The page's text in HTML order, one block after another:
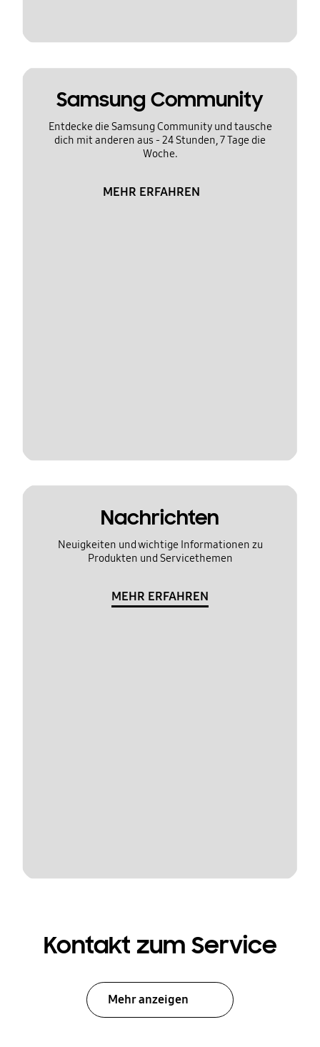
Samsung Community
Entdecke die Samsung Community und tausche
dich mit anderen aus - 24 Stunden, 7 Tage die
Woche.
MEHR ERFAHREN
Nachrichten
Neuigkeiten und wichtige Informationen zu
Produkten und Servicethemen
MEHR ERFAHREN
Kontakt zum Service
Mehr anzeigen